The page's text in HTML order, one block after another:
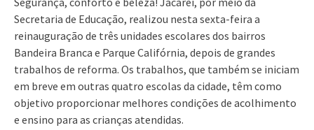
Secretaria de Educação, realizou nesta sexta-feira a
reinauguração de três unidades escolares dos bairros
Bandeira Branca e Parque Califórnia, depois de grandes
trabalhos de reforma. Os trabalhos, que também se iniciam
em breve em outras quatro escolas da cidade, têm como
objetivo proporcionar melhores condições de acolhimento
e ensino para as crianças atendidas.